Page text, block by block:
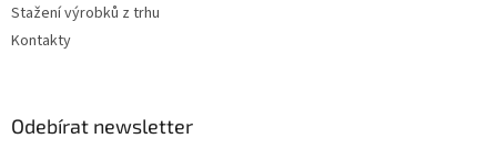
Stažení výrobků z trhu
Kontakty
Odebírat newsletter